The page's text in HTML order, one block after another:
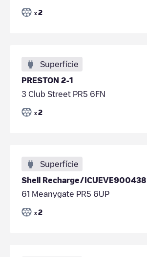
x 2
Superfície
PRESTON 2-1
3 Club Street PR5 6FN
x 2
Superfície
Shell Recharge/ICUEVE900438
61 Meanygate PR5 6UP
x 2